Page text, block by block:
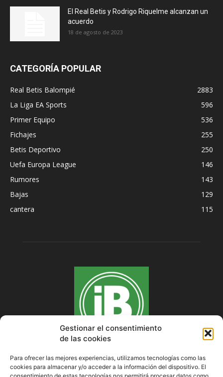
Gestionar el consentimiento
de las cookies
Para ofrecer las mejores experiencias, utilizamos tecnologías como las
cookies para almacenar y/o acceder a la información del dispositivo. El
El Real Betis y Rodrigo Riquelme alcanzan un
acuerdo
18 de agosto de 2023
CATEGORÍA POPULAR
Real Betis Balompié
2883
La Liga EA Sports
596
Primer Equipo
536
Fichajes
255
Betis Deportivo
250
Uefa Europa League
146
Rumores
143
Bajas
129
cantera
115